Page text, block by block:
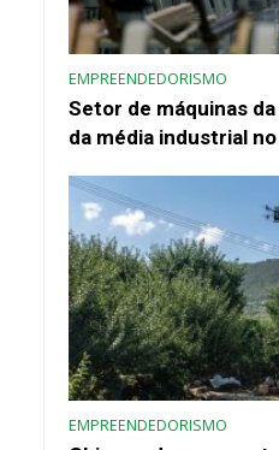
EMPREENDEDORISMO
Setor de máquinas
da média industrial
EMPREENDEDORISMO